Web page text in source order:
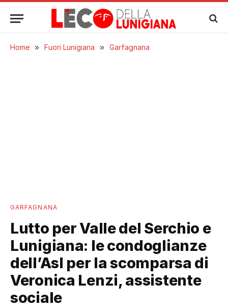
Home » Fuori Lunigiana » Garfagnana
GARFAGNANA
Lutto per Valle del Serchio e
Lunigiana: le condoglianze
dell’Asl per la scomparsa di
Veronica Lenzi, assistente
sociale